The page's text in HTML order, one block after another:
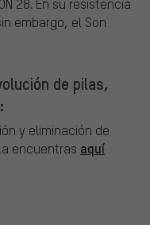
embargo, el Son
de pilas,
y eliminación de
encuentras aquí